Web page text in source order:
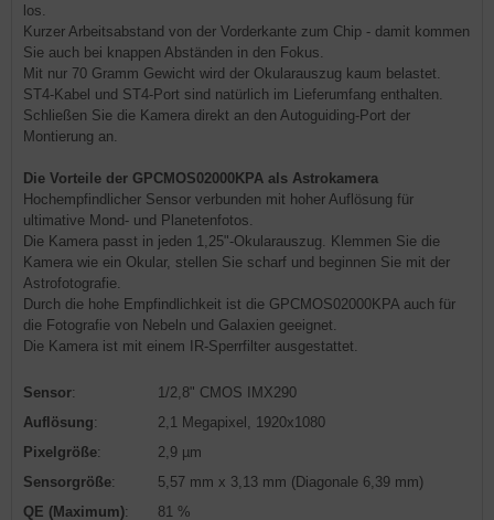
los.
Kurzer Arbeitsabstand von der Vorderkante zum Chip - damit kommen
Sie auch bei knappen Abständen in den Fokus.
Mit nur 70 Gramm Gewicht wird der Okularauszug kaum belastet.
ST4-Kabel und ST4-Port sind natürlich im Lieferumfang enthalten.
Schließen Sie die Kamera direkt an den Autoguiding-Port der
Montierung an.
Die Vorteile der GPCMOS02000KPA als Astrokamera
Hochempfindlicher Sensor verbunden mit hoher Auflösung für
ultimative Mond- und Planetenfotos.
Die Kamera passt in jeden 1,25"-Okularauszug. Klemmen Sie die
Kamera wie ein Okular, stellen Sie scharf und beginnen Sie mit der
Astrofotografie.
Durch die hohe Empfindlichkeit ist die GPCMOS02000KPA auch für
die Fotografie von Nebeln und Galaxien geeignet.
Die Kamera ist mit einem IR-Sperrfilter ausgestattet.
Sensor:
1/2,8" CMOS IMX290
Auflösung:
2,1 Megapixel, 1920x1080
Pixelgröße:
2,9 µm
Sensorgröße:
5,57 mm x 3,13 mm (Diagonale 6,39 mm)
QE (Maximum): 81 %